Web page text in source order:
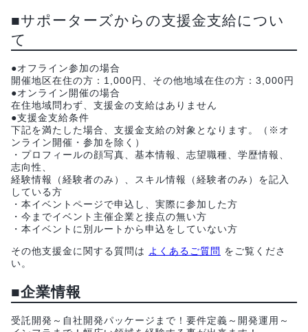
■サポーターズからの支援金支給につい
て
●オフライン参加の場合
開催地区在住の方：1,000円、その他地域在住の方：3,000円
●オンライン開催の場合
在住地域問わず、支援金の支給はありません
●支援金支給条件
下記を満たした場合、支援金支給の対象となります。（※オ
ンライン開催・参加を除く）
・プロフィールの顔写真、基本情報、志望職種、学歴情報、
志向性、
経験情報（経験者のみ）、スキル情報（経験者のみ）を記入
している方
・本イベントページで申込し、実際に参加した方
・今までイベント主催企業と接点の無い方
・本イベントに別ルートから申込をしていない方
その他支援金に関する質問は よくあるご質問 をご覧くださ
い。
■企業情報
受託開発～自社開発パッケージまで！要件定義～開発運用～